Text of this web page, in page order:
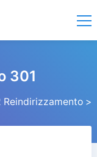
301
Reindirizzamento >